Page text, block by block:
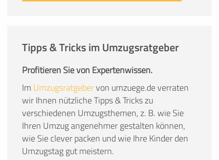
Tipps & Tricks im Umzugsratgeber
Profitieren Sie von Expertenwissen.
Im Umzugsratgebervon umzuege.de verraten
wir Ihnen nützliche Tipps & Tricks zu
verschiedenen Umzugsthemen, z. B. wie Sie
Ihren Umzug angenehmer gestalten können,
wie Sie clever packen und wie Ihre Kinder den
Umzugstag gut meistern.